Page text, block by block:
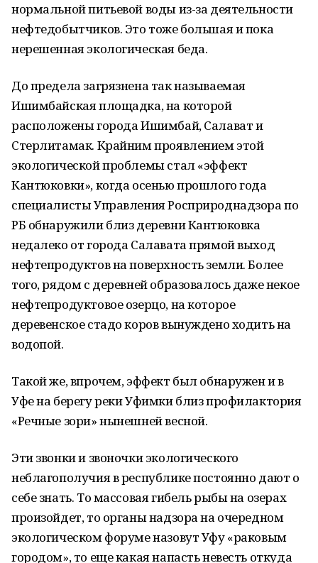
нормальной питьевой воды из-за деятельности
нефтедобытчиков. Это тоже большая и пока
нерешенная экологическая беда.
До предела загрязнена так называемая
Ишимбайская площадка, на которой
расположены города Ишимбай, Салават и
Стерлитамак. Крайним проявлением этой
экологической проблемы стал «эффект
Кантюковки», когда осенью прошлого года
специалисты Управления Росприроднадзора по
РБ обнаружили близ деревни Кантюковка
недалеко от города Салавата прямой выход
нефтепродуктов на поверхность земли. Более
того, рядом с деревней образовалось даже некое
нефтепродуктовое озерцо, на которое
деревенское стадо коров вынуждено ходить на
водопой.
Такой же, впрочем, эффект был обнаружен и в
Уфе на берегу реки Уфимки близ профилактория
«Речные зори» нынешней весной.
Эти звонки и звоночки экологического
неблагополучия в республике постоянно дают о
себе знать. То массовая гибель рыбы на озерах
произойдет, то органы надзора на очередном
экологическом форуме назовут Уфу «раковым
городом», то еще какая напасть невесть откуда